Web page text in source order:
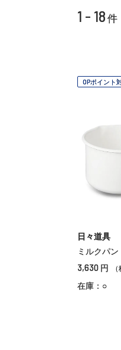
1 - 18 件
OPポイント
日々道具
ミルクパ
3,630 円
在庫：○